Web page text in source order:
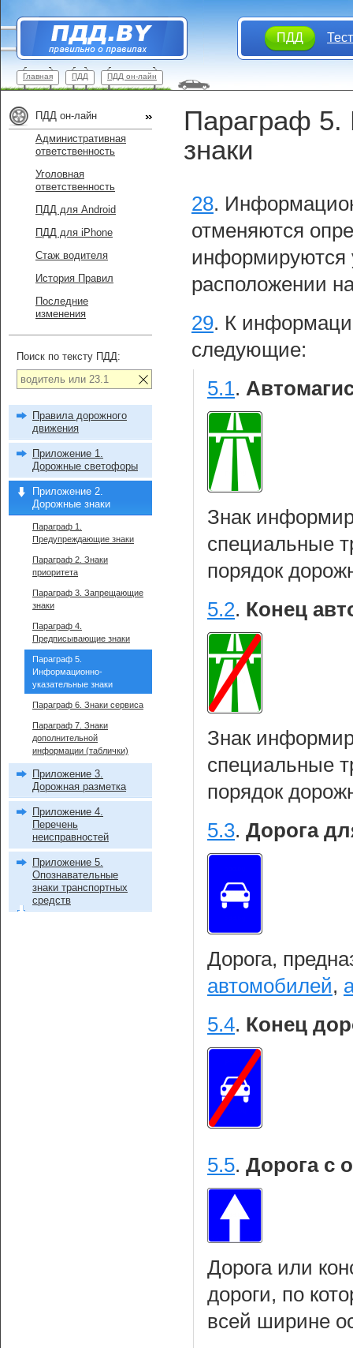
ПДД
Главная ПДД ПДД он-лайн
Параграф 5.
знаки
28.
отменяются
информируются
расположении
29. К
следующие:
5.1.
Знак
специальные
порядок
5.2. Конец
Знак
специальные
порядок
5.3. Дорога
Дорога,
автомобилей,
5.4. Конец
5.5. Дорога с
Дорога или
дороги, по
всей ширине
ПДД он-лайн
Административная
ответственность
Уголовная
ответственность
ПДД для Android
ПДД для iPhone
Стаж водителя
История Правил
Последние
изменения
Поиск по тексту ПДД:
Правила дорожного
движения
Приложение 1.
Дорожные светофоры
Приложение 2.
Дорожные знаки
Параграф 1.
Предупреждающие знаки
Параграф 2. Знаки
приоритета
Параграф 3. Запрещающие
знаки
Параграф 4.
Предписывающие знаки
Параграф 5.
Информационно-
указательные знаки
Параграф 6. Знаки сервиса
Параграф 7. Знаки
дополнительной
информации (таблички)
Приложение 3.
Дорожная разметка
Приложение 4.
Перечень
неисправностей
Приложение 5.
Опознавательные
знаки транспортных
средств